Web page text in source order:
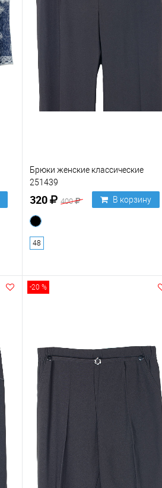
Брюки женские классические
251439
320 400 В корзину
48
-20 %